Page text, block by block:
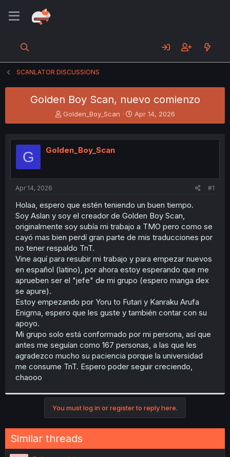
SCANLATOR DISCUSSIONS
Golden Boy Scan, nuevo comienzo
T
h
e
a
t
t
e
Golden_Boy_Scan
S
t
r
t
Apr 14, 2026
G Golden_Boy_Scan
Apr 14, 2026 #1
Holaa, espero que estén teniendo un buen tiempo.
Soy Aslan y soy el creador de Golden Boy Scan,
originalmente soy subía mi trabajo a TMO pero como se
cayó mas bien perdí gran parte de mis traducciones por
no tener respaldo TnT.
Vine aquí para resubir mi trabajo y para empezar nuevos
en español (latino), por ahora estoy esperando que me
aprueben ser el "jefe" de mi grupo (espero manga dex
se apure).
Estoy empezando por Yoru to Futari y Kanraku Arufa
Enigma, espero que les guste y también contar con su
apoyo.
Mi grupo solo está conformado por mi persona, así que
antes me seguían como 167 personas, a las que les
agradezco mucho su paciencia porque la universidad
me consume TnT. Espero poder seguir creciendo,
chaooo
You must log in or register to reply here.
Similar threads